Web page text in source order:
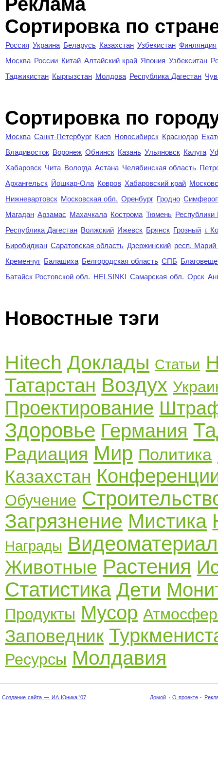
Сортировка по
Россия Украина Беларусь Казахстан Узбекистан Финляндия
Москва России Китай Алтайский край Япония Узбекситан
Таджикистан Кыргызстан Молдова Республика Дагестан
Cортировка по
Москва Санкт-Петербург Киев Новосибирск Краснодар
Владивосток Воронеж Обнинск Казань Ульяновск Калуга
Хабаровск Чита Вологда Астана Челябинская область
Архангельск Йошкар-Ола Ковров Хабаровский край
Нижневартовск Московская обл. Оренбург Гродно
Магадан Арзамас Махачкала Кострома Тюмень Республики
Республика Дагестан Волжский Ижевск Брянск Грозный г.
Биробиджан Саратовская область Дзержинский респ.
Кременчуг Балашиха Белгородская область СПБ
Батайск Ростовской обл. HELSINKI Самарская обл. Орск
Новостные тэги
Hitech Доклады Статьи
Татарстан Воздух
Проектирование
Здоровье Германия
Радиация Мир Политика
Казахстан
Обучение
Загрязнение Мистика
Награды
Животные Растения
Статистика Дети
Продукты Мусор
Заповедник
Ресурсы Молдавия
Создание сайта — ИА Юника '07 Домой · О проекте ·